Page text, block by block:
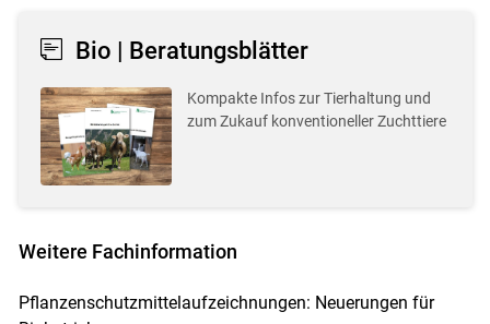
Bio | Beratungsblätter
Kompakte Infos zur Tierhaltung und
zum Zukauf konventioneller Zuchttiere
Weitere Fachinformation
Pflanzenschutzmittelaufzeichnungen: Neuerungen für